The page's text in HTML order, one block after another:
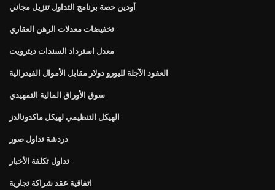
أودين حصة برنامج التداول تنزيل مجاني
تخفيضات معدلات الرهن العقاري
معدل استرداد السندات ديترويت
العقود الآجلة لليورو دولار مقابل الأموال الفيدرالية
سوق الأوراق المالية التمهيدي
الهيكل التنظيمي لهيكل ماكدونالدز
دردشة تداول صور
تداول تكلفة الأخبار
اتفاقية عقد شراكة تجارية